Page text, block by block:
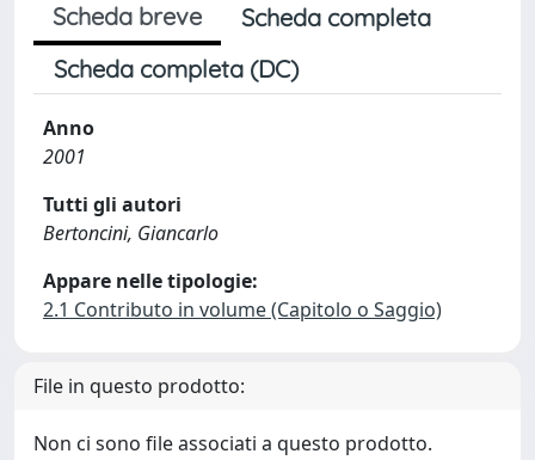
Scheda breve
Scheda completa
Scheda completa (DC)
Anno
2001
Tutti gli autori
Bertoncini, Giancarlo
Appare nelle tipologie:
2.1 Contributo in volume (Capitolo o Saggio)
File in questo prodotto:
Non ci sono file associati a questo prodotto.